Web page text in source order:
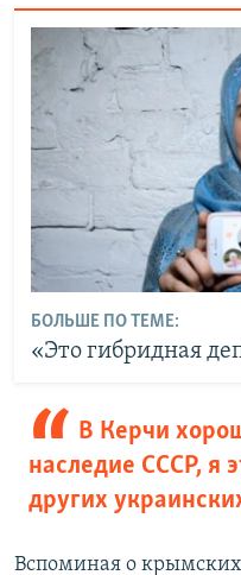
БОЛЬШЕ ПО ТЕМЕ:
«Это гибридная
В Керчи
наследие СССР, я
других
Вспоминая о